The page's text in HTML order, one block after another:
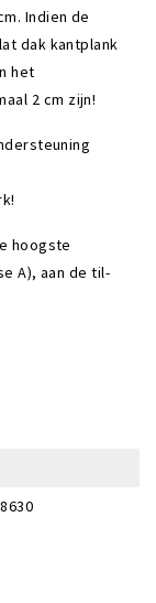
Indien de
dak kantplank
het
2 cm zijn!
hoogste
A), aan de til-